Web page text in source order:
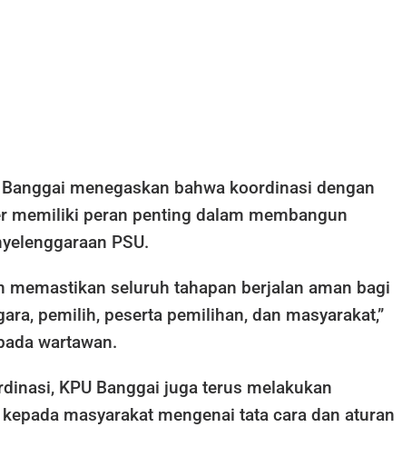
Banggai menegaskan bahwa koordinasi dengan
memiliki peran penting dalam membangun
PSU.
memastikan seluruh tahapan berjalan aman bagi
pemilih, peserta pemilihan, dan masyarakat,”
wartawan.
KPU Banggai juga terus melakukan
masyarakat mengenai tata cara dan aturan